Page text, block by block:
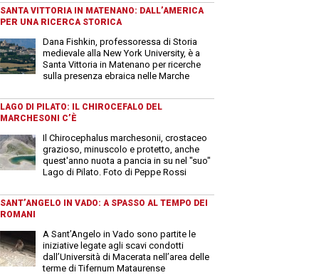
SANTA VITTORIA IN MATENANO: DALL’AMERICA
PER UNA RICERCA STORICA
Dana Fishkin, professoressa di Storia
medievale alla New York University, è a
Santa Vittoria in Matenano per ricerche
sulla presenza ebraica nelle Marche
LAGO DI PILATO: IL CHIROCEFALO DEL
MARCHESONI C’È
Il Chirocephalus marchesonii, crostaceo
grazioso, minuscolo e protetto, anche
quest'anno nuota a pancia in su nel "suo"
Lago di Pilato. Foto di Peppe Rossi
SANT’ANGELO IN VADO: A SPASSO AL TEMPO DEI
ROMANI
A Sant’Angelo in Vado sono partite le
iniziative legate agli scavi condotti
dall’Università di Macerata nell’area delle
terme di Tifernum Mataurense